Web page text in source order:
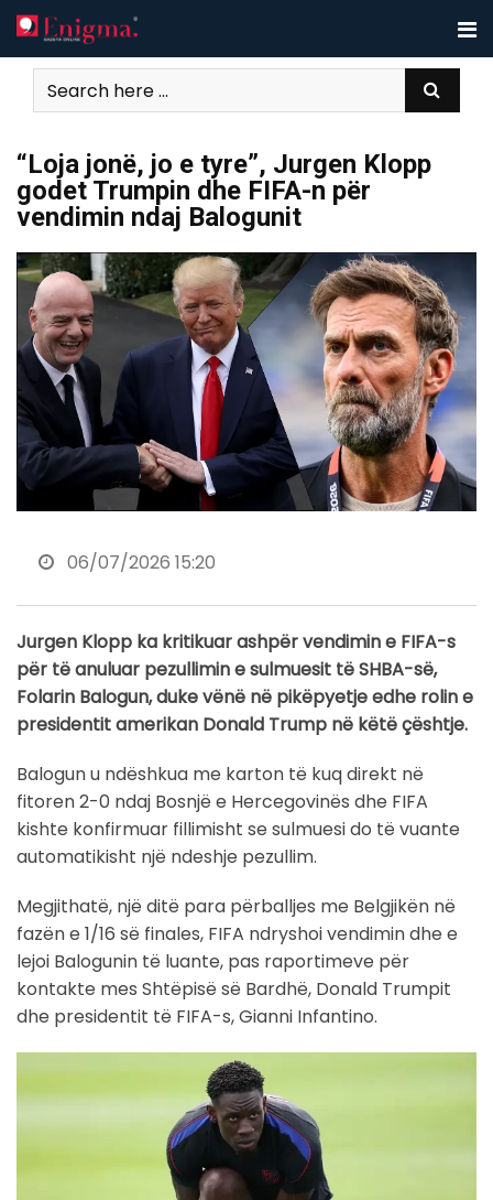
Skip
to
content
“Loja jonë, jo e tyre”, Jurgen Klopp
godet Trumpin dhe FIFA-n për
vendimin ndaj Balogunit
06/07/2026 15:20
Jurgen Klopp ka kritikuar ashpër vendimin e FIFA-s
për të anuluar pezullimin e sulmuesit të SHBA-së,
Folarin Balogun, duke vënë në pikëpyetje edhe rolin e
presidentit amerikan Donald Trump në këtë çështje.
Balogun u ndëshkua me karton të kuq direkt në
fitoren 2-0 ndaj Bosnjë e Hercegovinës dhe FIFA
kishte konfirmuar fillimisht se sulmuesi do të vuante
automatikisht një ndeshje pezullim.
Megjithatë, një ditë para përballjes me Belgjikën në
fazën e 1/16 së finales, FIFA ndryshoi vendimin dhe e
lejoi Balogunin të luante, pas raportimeve për
kontakte mes Shtëpisë së Bardhë, Donald Trumpit
dhe presidentit të FIFA-s, Gianni Infantino.